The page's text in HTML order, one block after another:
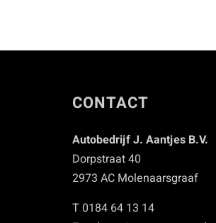
CONTACT
Autobedrijf J. Aantjes B.V.
Dorpstraat 40
2973 AC Molenaarsgraaf
T 0184 64 13 14